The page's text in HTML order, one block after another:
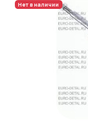
Нет в наличии